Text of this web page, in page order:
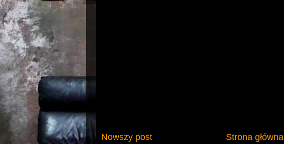
Nowszy post Strona główna